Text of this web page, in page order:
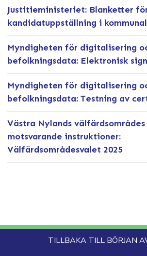
Justitieministeriet: Blanketter
kandidatuppställning i
Myndigheten för digitalisering
befolkningsdata: Elektronisk
Myndigheten för digitalisering
befolkningsdata: Testning av
Västra Nylands välfärdsområdes
motsvarande instruktioner:
Välfärdsområdesvalet 2025
TILLBAKA TILL BÖRJAN